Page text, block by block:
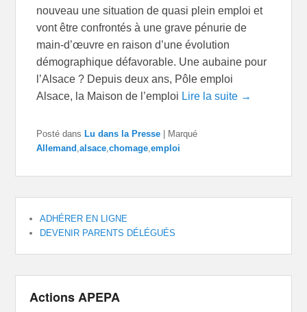
nouveau une situation de quasi plein emploi et
vont être confrontés à une grave pénurie de
main-d’œuvre en raison d’une évolution
démographique défavorable. Une aubaine pour
l’Alsace ? Depuis deux ans, Pôle emploi
Alsace, la Maison de l’emploi Lire la suite →
Posté dans Lu dans la Presse | Marqué
Allemand ,alsace ,chomage ,emploi
ADHÉRER EN LIGNE
DEVENIR PARENTS DÉLÉGUÉS
Actions APEPA